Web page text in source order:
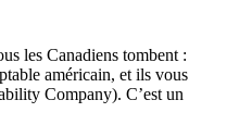
les Canadiens tombent :
américain, et ils vous
Company). C’est un